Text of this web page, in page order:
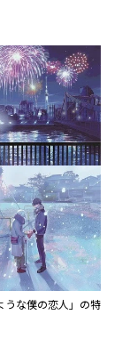
うな僕の恋人」の特